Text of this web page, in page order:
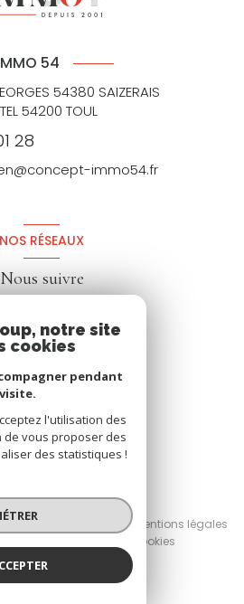
54
54380 SAIZERAIS
54200 TOUL
28
immo54.fr
NOS RÉSEAUX
Nous suivre
| Tous droits réservés
Nos partenaires
Mentions légales
Cookies
notre site
cookies
pendant
l'utilisation des
de vous proposer des
des statistiques !